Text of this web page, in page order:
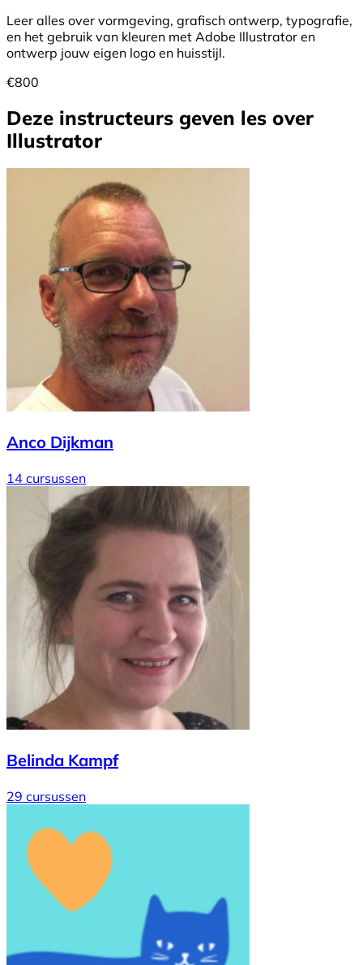
Leer alles over vormgeving, grafisch ontwerp, typografie,
en het gebruik van kleuren met Adobe Illustrator en
ontwerp jouw eigen logo en huisstijl.
€800
Deze instructeurs geven les over
Illustrator
Anco Dijkman
14 cursussen
Belinda Kampf
29 cursussen